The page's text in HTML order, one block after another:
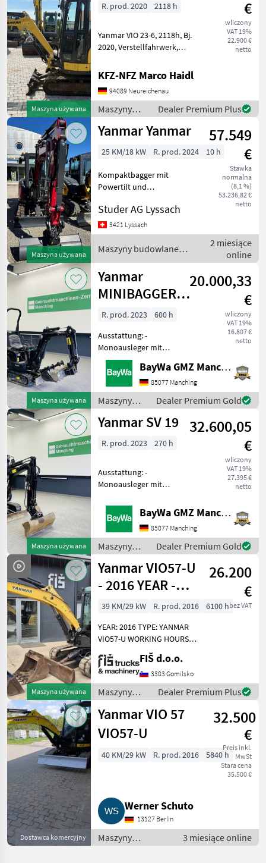
Maszyna używana
€
wliczony
VAT 19%
22.900 €
netto
R. prod. 2020 2118 h
Yanmar VIO 23-6, 2118h, Bj.
2020, Verstellfahrwerk,
hydr. Grabenräumlöffel
auch günstige Zustellung
möglich Maszyny
budowlane Minikoparki
KFZ-NFZ Marco Haidl
94089 Neureichenau
Maszyny
budowlane /
Yanmar
Dealer Premium Plus
Maszyna używana
Yanmar Yanmar
57.549
€
Stawka
normalna
(8,1 %)
53.236,82 €
netto
25 KM/18 kW R. prod. 2024 10 h
Kompaktbagger mit
Powertilt und
Motor Arbeitsbreite: 155 cm
3. + 4. Steuerkreis
proportional Powertilt
PTS06 m, SW HS 03
Studer AG Lyssach
3421 Lyssach
Maszyny budowlane /
Yanmar
2 miesiące
online
Maszyna używana
Yanmar
MINIBAGGER
SV08-1C
20.000,33
€
wliczony
VAT 19%
16.807 €
netto
R. prod. 2023
600 h
Ausstattung: -
Monoausleger mit
Schwenkbock -
Telefahrwerk - 2 Rollen
Laufwerk - Kettenbreite
180mm- mech.
Schnellwechsler System
Lenhoff 01-
Grabenräumlöffel + Tief
BayWa GMZ Manching
85077 Manching
Maszyny
budowlane /
Yanmar
Dealer Premium Gold
Maszyna używana
Yanmar SV 19
32.600,05
€
wliczony
VAT 19%
27.395 €
netto
R. prod. 2023 270 h
Ausstattung: -
Monoausleger mit
Steuerkreis elektrisch/
Proportional Wippe auf
Joystick - Durchflussmenge
begrenzbar - hydr.
Schnellwechsler System
BayWa GMZ Manching
85077 Manching
Maszyny
budowlane /
Yanmar
Dealer Premium Gold
Maszyna używana
Yanmar VIO57-U
- 2016 YEAR -
6100 HOURS - 2X
26.200
€
bez VAT
39 KM/29 kW R. prod. 2016
6100 h
YEAR: 2016 TYPE: YANMAR
VIO57-U WORKING HOURS:
6100 ENGINE: DIESEL
YANMAR - 29.5KW WEIGHT
5250KG TRACKS 30%
POWERTILT QUICK HITCH
CLOSED HEATED CAB RADIO
FIŠ d.o.o.
3303 Gomilsko
Maszyny
budowlane /
Yanmar
Dealer Premium Plus
Dostawca komercyjny
Yanmar VIO 57
VIO57-U
32.500
€
Preis inkl.
MwSt
Stara cena
35.500 €
40 KM/29 kW R. prod. 2016 5840 h
Werner Schuto
13127 Berlin
Maszyny
budowlane /
3 miesiące online